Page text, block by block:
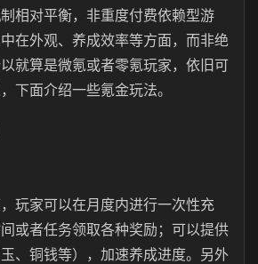
相对平衡，非重度付费依赖型游
在外观、养成效率等方面，而非绝
就算是微氪或者零氪玩家，依旧可
下面介绍一些氪金玩法。
玩家可以在月度内进行一次性充
或者任务领取各种奖励；可以提供
、铜钱等），加速养成进度。另外